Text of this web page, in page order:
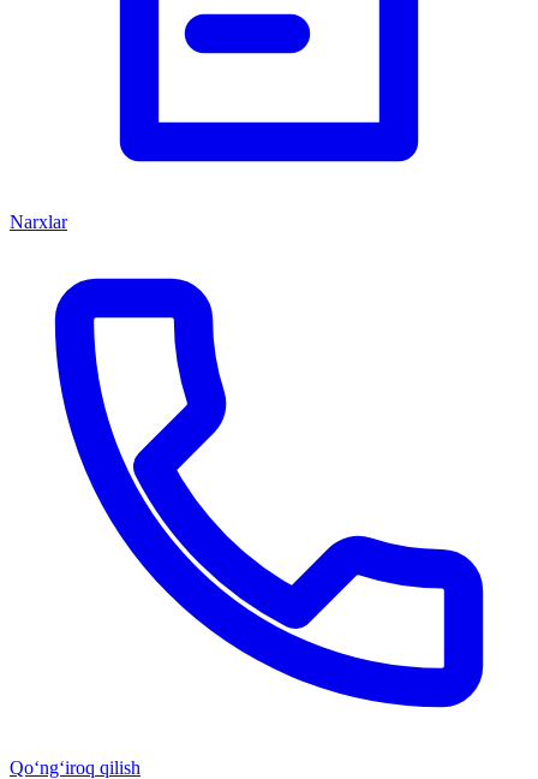
Narxlar
Qo‘ng‘iroq qilish